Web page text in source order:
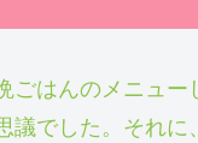
はんのメニュー
でした。それ